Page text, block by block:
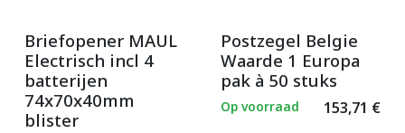
Briefopener MAUL
Electrisch incl 4
batterijen
74x70x40mm
blister
Postzegel Belgie
Waarde 1 Europa
pak à 50 stuks
153,71 €
Op voorraad